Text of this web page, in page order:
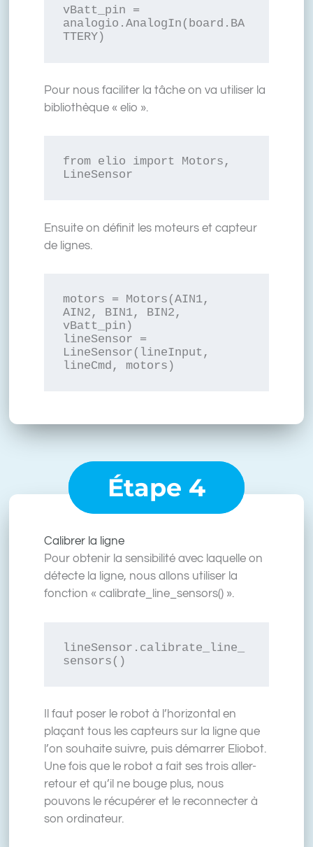
vBatt_pin =
analogio.AnalogIn(board.BA
TTERY)
Pour nous faciliter la tâche on va utiliser la
bibliothèque « elio ».
from elio import Motors,
LineSensor
Ensuite on définit les moteurs et capteur
de lignes.
motors = Motors(AIN1,
AIN2, BIN1, BIN2,
vBatt_pin)
lineSensor =
LineSensor(lineInput,
lineCmd, motors)
Étape 4
Calibrer la ligne
Pour obtenir la sensibilité avec laquelle on
détecte la ligne, nous allons utiliser la
fonction « calibrate_line_sensors() ».
lineSensor.calibrate_line_
sensors()
Il faut poser le robot à l’horizontal en
plaçant tous les capteurs sur la ligne que
l’on souhaite suivre, puis démarrer Eliobot.
Une fois que le robot a fait ses trois aller-
retour et qu’il ne bouge plus, nous
pouvons le récupérer et le reconnecter à
son ordinateur.